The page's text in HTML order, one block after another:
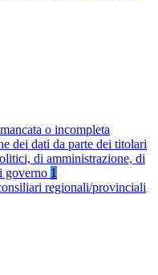
o incompleta
dei dati da parte dei titolari
di amministrazione, di
governo 1
regionali/provinciali